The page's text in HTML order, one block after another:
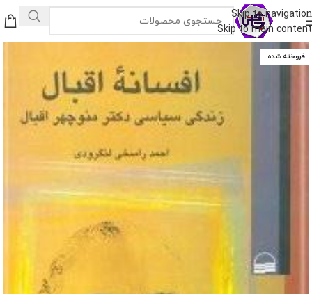
Skip to navigation
Skip to main content
فروخته شده